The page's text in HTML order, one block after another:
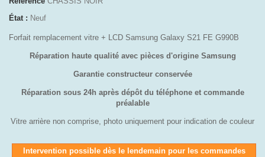
État : Neuf
Forfait remplacement vitre + LCD Samsung Galaxy S21 FE G990B
Réparation haute qualité avec pièces d'origine Samsung
Garantie constructeur conservée
Réparation sous 24h après dépôt du téléphone et commande
préalable
Vitre arrière non comprise, photo uniquement pour indication de couleur
Intervention possible dès le lendemain pour les commandes